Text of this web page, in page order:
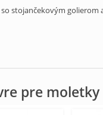
stojančekovým
pre moletky